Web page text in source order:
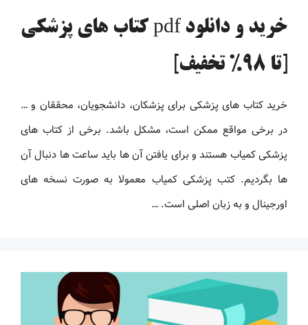
خرید و دانلود pdf کتاب های پزشکی
[تا 98% تخفیف]
خرید کتاب های پزشکی برای پزشکان، دانشجویان، محققان و …
در برخی مواقع ممکن است، مشکل باشد. برخی از کتاب های
پزشکی کمیاب هستند و برای یافتن آن ها باید ساعت ها دنبال آن
ها بگردیم. کتب پزشکی کمیاب معمولا به صورت نسخه های
اورجینال و به زبان اصلی است. …